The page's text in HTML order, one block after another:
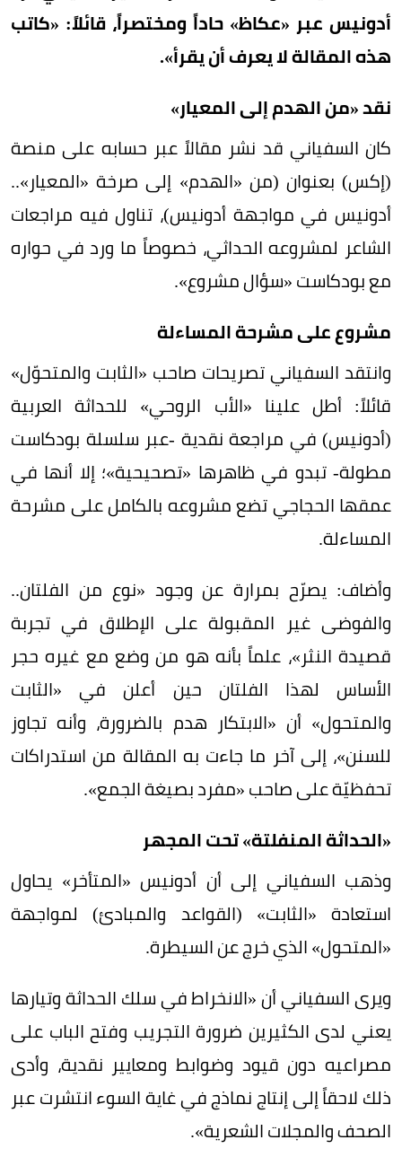
أدونيس عبر «عكاظ» حاداً ومختصراً، قائلاً: «كاتب
هذه المقالة لا يعرف أن يقرأ».
نقد «من الهدم إلى المعيار»
كان السفياني قد نشر مقالاً عبر حسابه على منصة
(إكس) بعنوان (من «الهدم» إلى صرخة «المعيار»..
أدونيس في مواجهة أدونيس)، تناول فيه مراجعات
الشاعر لمشروعه الحداثي، خصوصاً ما ورد في حواره
مع بودكاست «سؤال مشروع».
مشروع على مشرحة المساءلة
وانتقد السفياني تصريحات صاحب «الثابت والمتحوّل»
قائلاً: أطل علينا «الأب الروحي» للحداثة العربية
(أدونيس) في مراجعة نقدية -عبر سلسلة بودكاست
مطولة- تبدو في ظاهرها «تصحيحية»؛ إلا أنها في
عمقها الحجاجي تضع مشروعه بالكامل على مشرحة
المساءلة.
وأضاف: يصرّح بمرارة عن وجود «نوع من الفلتان..
والفوضى غير المقبولة على الإطلاق في تجربة
قصيدة النثر»، علماً بأنه هو من وضع مع غيره حجر
الأساس لهذا الفلتان حين أعلن في «الثابت
والمتحول» أن «الابتكار هدم بالضرورة، وأنه تجاوز
للسنن»، إلى آخر ما جاءت به المقالة من استدراكات
تحفظيّة على صاحب «مفرد بصيغة الجمع».
«الحداثة المنفلتة» تحت المجهر
وذهب السفياني إلى أن أدونيس «المتأخر» يحاول
استعادة «الثابت» (القواعد والمبادئ) لمواجهة
«المتحول» الذي خرج عن السيطرة.
ويرى السفياني أن «الانخراط في سلك الحداثة وتيارها
يعني لدى الكثيرين ضرورة التجريب وفتح الباب على
مصراعيه دون قيود وضوابط ومعايير نقدية، وأدى
ذلك لاحقاً إلى إنتاج نماذج في غاية السوء انتشرت عبر
الصحف والمجلات الشعرية».